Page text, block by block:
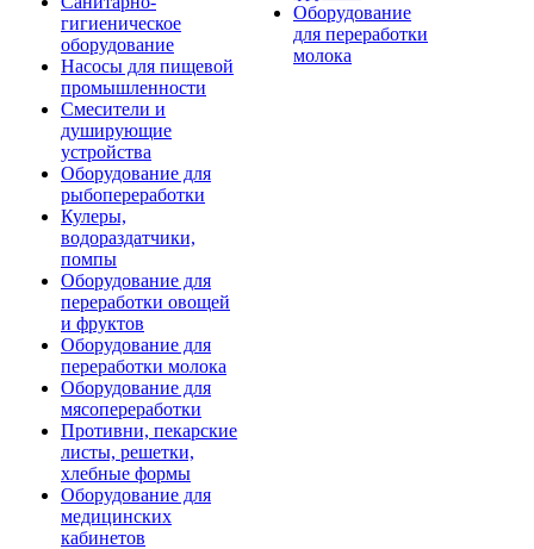
гигиеническое
оборудование
Насосы для пищевой
промышленности
Смесители и
душирующие
устройства
Оборудование для
рыбопереработки
Кулеры,
водораздатчики,
помпы
Оборудование для
переработки овощей
и фруктов
Оборудование для
переработки молока
Оборудование для
мясопереработки
Противни, пекарские
листы, решетки,
хлебные формы
Оборудование для
медицинских
кабинетов
Оборудование
для переработки
молока